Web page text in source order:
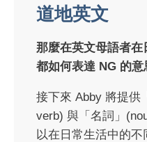
道地英文
那麼在英文母語者在
都如何表達 NG 的意
接下來 Abby 將提供
verb) 與「名詞」
以在日常生活中的